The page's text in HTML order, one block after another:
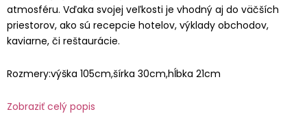
atmosféru. Vďaka svojej veľkosti je vhodný aj do väčších
priestorov, ako sú recepcie hotelov, výklady obchodov,
kaviarne, či reštaurácie.
Rozmery:výška 105cm,šírka 30cm,hĺbka 21cm
Zobraziť celý popis